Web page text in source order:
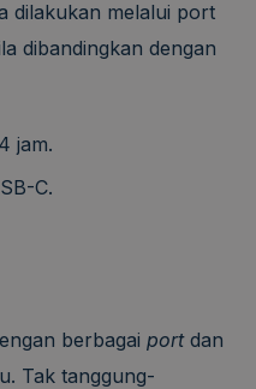
dilakukan melalui port
dibandingkan dengan
jam.
C.
berbagai portdan
Tak tanggung-